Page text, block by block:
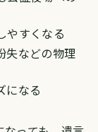
やすくなる
失などの物理
になる